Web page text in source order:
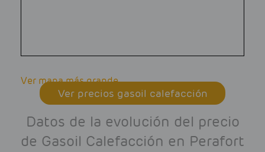
Ver mapa más grande
Ver precios gasoil calefacción
Datos de la evolución del precio
de Gasoil Calefacción en Perafort